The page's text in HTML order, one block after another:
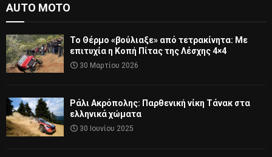
AUTO MOTO
Το Θέρμο «βούλιαξε» από τετρακίνητα: Με
επιτυχία η Κοπή Πίτας της Λέσχης 4×4
30 Μαρτίου 2026
Ράλι Ακρόπολης: Παρθενική νίκη Τάνακ στα
ελληνικά χώματα
30 Ιουνίου 2025